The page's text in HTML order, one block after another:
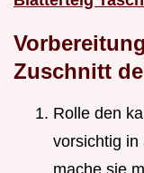
Zuschnitt
Rolle den
vorsichtig in